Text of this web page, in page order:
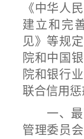
《中华人
建立和完
见》等规
院和中国
院和银行
联合信用惩
一、最
管理委员